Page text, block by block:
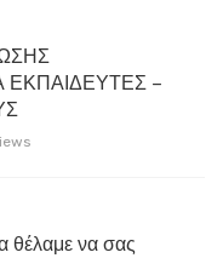
ΕΚΠΑΙΔΕΥΤΕΣ –
να σας